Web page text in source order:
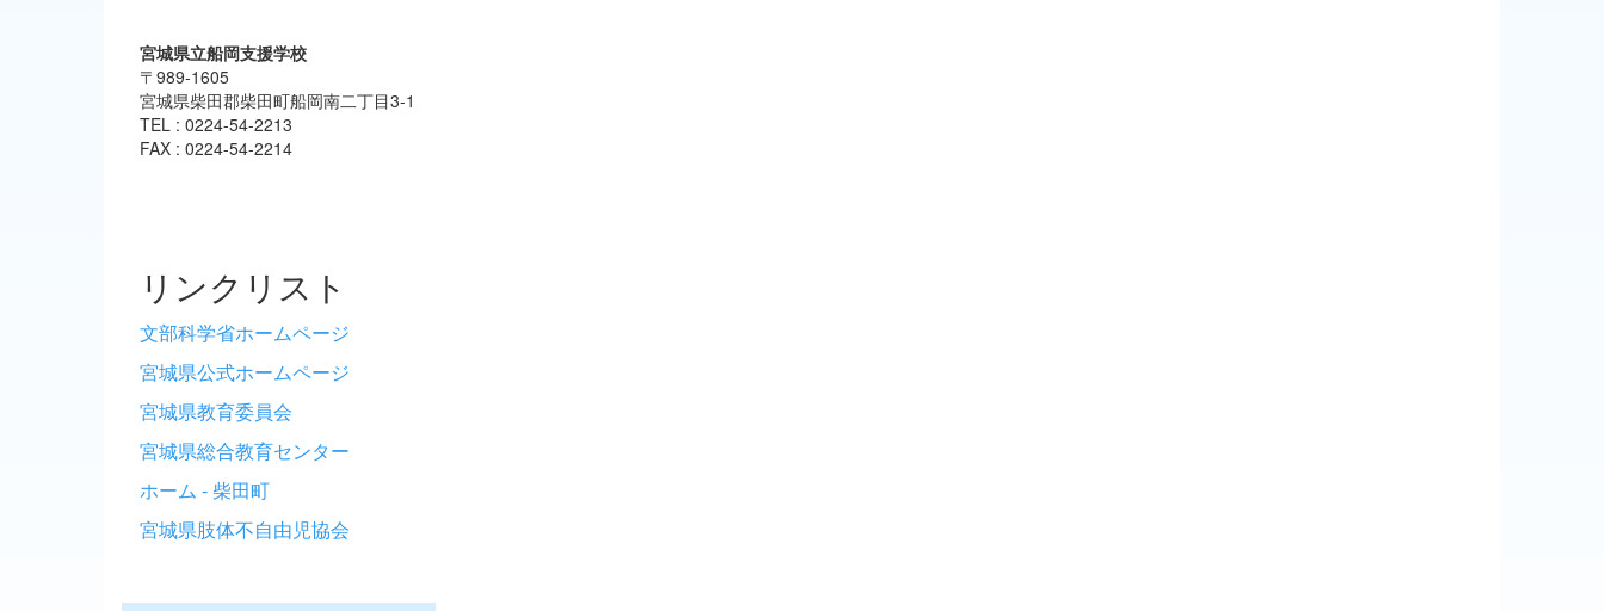
宮城県立船岡支援学校
〒989-1605
宮城県柴田郡柴田町船岡南二丁目3-1
TEL : 0224-54-2213
FAX : 0224-54-2214
リンクリスト
文部科学省ホームページ
宮城県公式ホームページ
宮城県教育委員会
宮城県総合教育センター
ホーム - 柴田町
宮城県肢体不自由児協会